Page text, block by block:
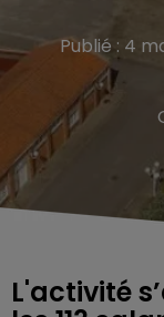
Publié : 4
L'activité